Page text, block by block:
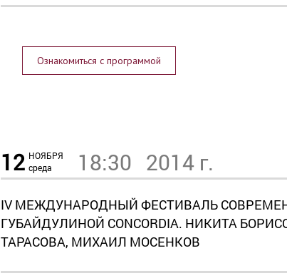
Ознакомиться с программой
12 НОЯБРЯ
среда
18:30 2014 г.
IV МЕЖДУНАРОДНЫЙ ФЕСТИВАЛЬ
ГУБАЙДУЛИНОЙ СONCORDIA. НИКИТА
ТАРАСОВА, МИХАИЛ МОСЕНКОВ